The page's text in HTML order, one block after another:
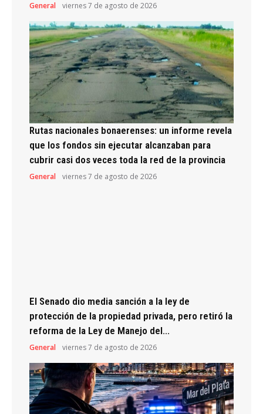
General viernes 7 de agosto de 2026
Rutas nacionales bonaerenses: un informe revela
que los fondos sin ejecutar alcanzaban para
cubrir casi dos veces toda la red de la provincia
General viernes 7 de agosto de 2026
El Senado dio media sanción a la ley de
protección de la propiedad privada, pero retiró la
reforma de la Ley de Manejo del...
General viernes 7 de agosto de 2026